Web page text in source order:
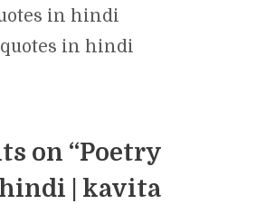
in hindi
in hindi
on “Poetry
| kavita